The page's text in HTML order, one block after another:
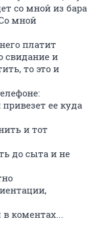
со мной из бара
мной
платит
свидание и
то это и
ее куда
и тот
до сыта и не
коментах...